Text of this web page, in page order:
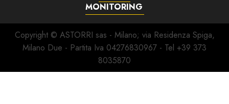
MONITORING
Copyright © ASTORRI sas - Milano; via Residenza Spiga,
Milano Due - Partita Iva 04276830967 - Tel +39 373
8035870